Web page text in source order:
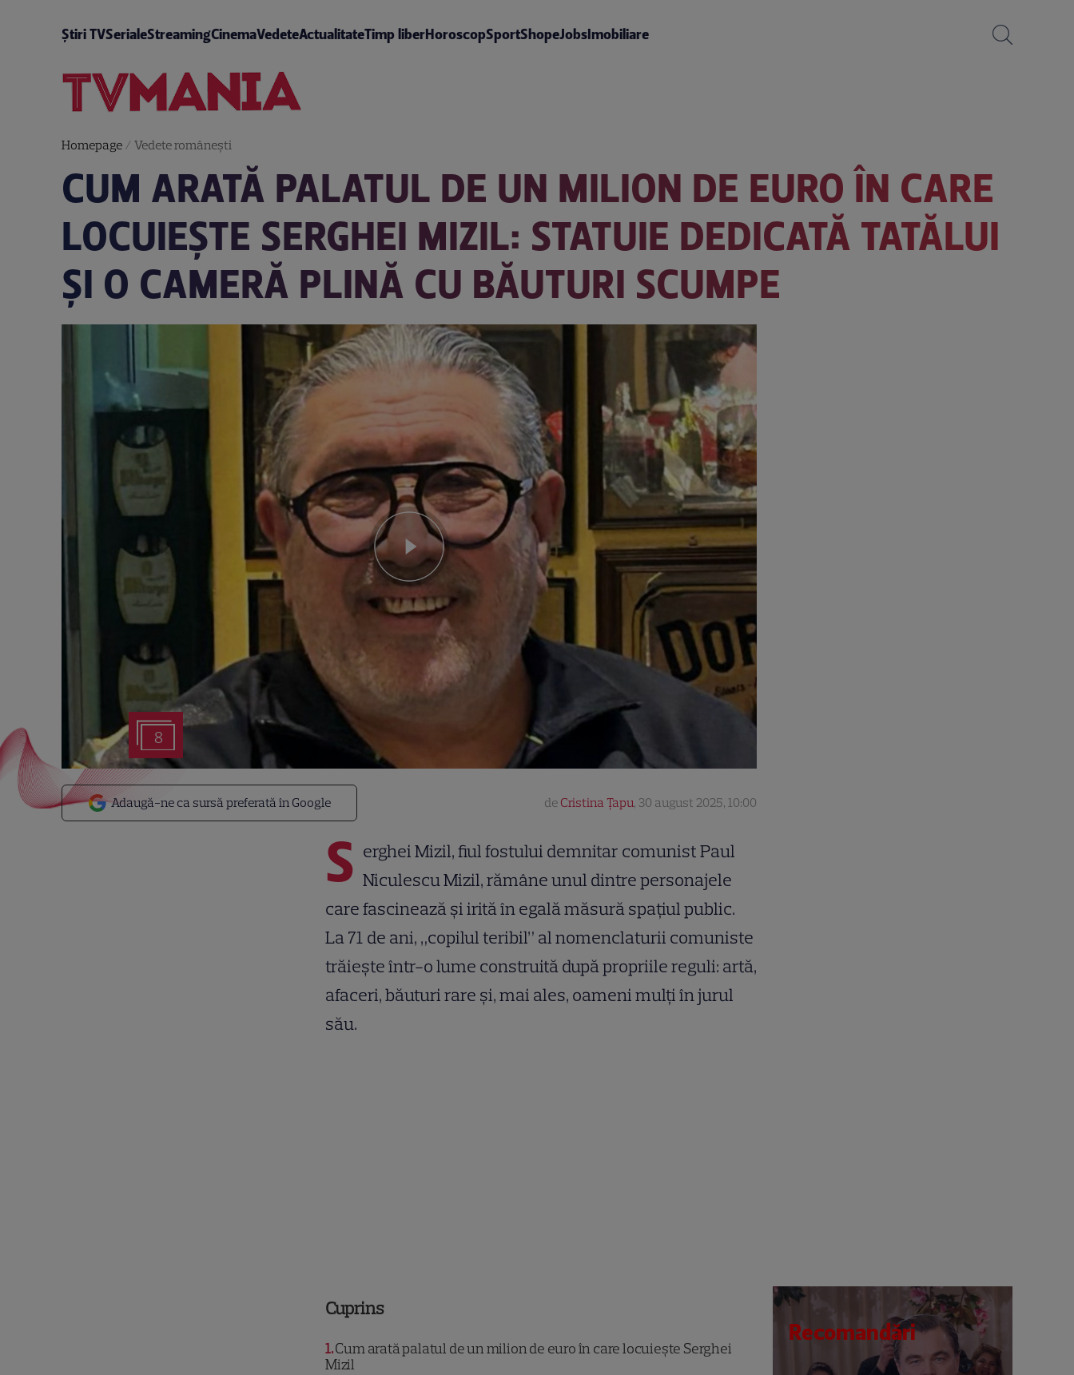
Știri TVSerialeStreamingCinemaVedeteActualitateTimp liberHoroscopSportShopeJobsImobiliare
Homepage/ Vedete româneşti
CUM ARATĂ PALATUL DE UN MILION DE EURO ÎN CARE
LOCUIEȘTE SERGHEI MIZIL: STATUIE DEDICATĂ TATĂLUI
ȘI O CAMERĂ PLINĂ CU BĂUTURI SCUMPE
8
Adaugă-ne ca sursă preferată în Google de Cristina Țapu, 30 august 2025, 10:00
S erghei Mizil, fiul fostului demnitar comunist Paul
Niculescu Mizil, rămâne unul dintre personajele
care fascinează și irită în egală măsură spațiul public.
La 71 de ani, „copilul teribil” al nomenclaturii comuniste
trăiește într-o lume construită după propriile reguli: artă,
afaceri, băuturi rare și, mai ales, oameni mulți în jurul
său.
Cuprins
1Cum arată palatul de un milion de euro în care locuiește Serghei
Mizil
Recomandări